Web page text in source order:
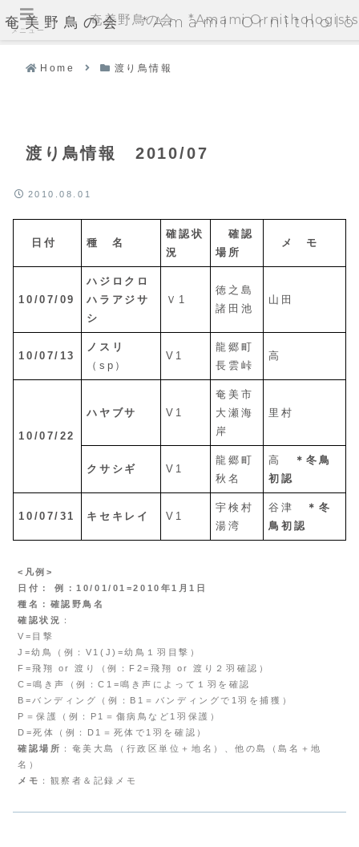
奄美野鳥の会 *Amami
Home 渡り鳥情報
渡り鳥情報 2010/07
2010.08.01
日付 種 名
確認状
況
確認
場所
メ モ
10/07/09
ハジロクロ
ハラアジサ
シ
Ｖ1
徳之島
諸田池
山田
10/07/13
ノスリ
（sp）
V1
龍郷町
長雲峠
高
10/07/22
ハヤブサ V1
奄美市
大瀬海
岸
里村
クサシギ V1
龍郷町
秋名
高
＊冬鳥
初認
10/07/31 キセキレイ V1
宇検村
湯湾
谷津
＊冬
鳥初認
<凡例>
日付： 例：10/01/01=2010年1月1日
種名：確認野鳥名
確認状況
：
V=目撃
J=幼鳥（例：V1(J)=幼鳥１羽目撃）
F=飛翔 or 渡り（例：F2=飛翔 or 渡り２羽確認）
C=鳴き声（例：C1=鳴き声によって１羽を確認
B=バンディング（例：B1＝バンディングで1羽を捕獲）
P＝保護（例：P1＝傷病鳥など1羽保護）
D=死体（例：D1＝死体で1羽を確認）
確認場所 ：奄美大島（行政区単位＋地名）、他の島（島名＋地
名）
メモ ：観察者＆記録メモ
メニュー
奄美野鳥の会 *Amami